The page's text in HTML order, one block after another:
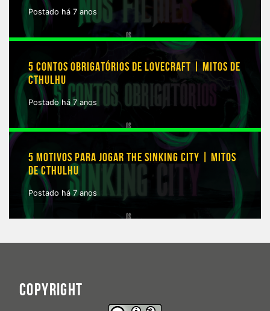
Postado há 7 anos
5 CONTOS OBRIGATÓRIOS DE LOVECRAFT | MITOS DE
CTHULHU
Postado há 7 anos
5 MOTIVOS PARA JOGAR THE SINKING CITY | MITOS
DE CTHULHU
Postado há 7 anos
COPYRIGHT